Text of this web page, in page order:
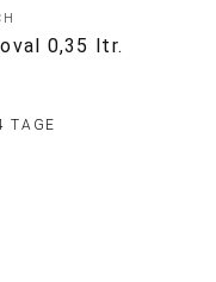
0,35 ltr.
TAGE